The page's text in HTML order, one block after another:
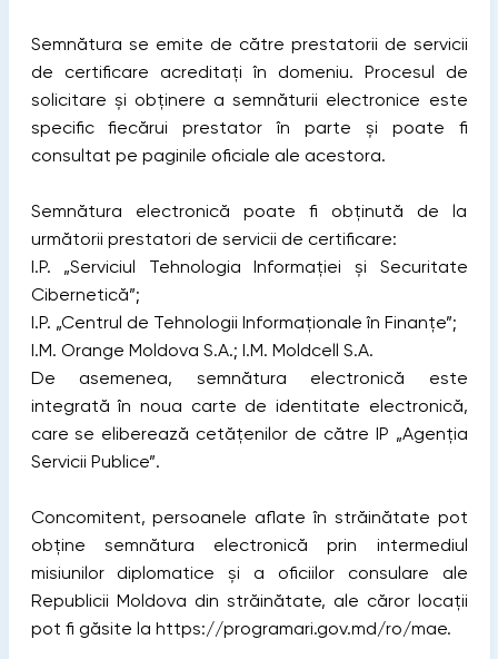
Semnătura se emite de către prestatorii de servicii
de certificare acreditați în domeniu. Procesul de
solicitare și obținere a semnăturii electronice este
specific fiecărui prestator în parte și poate fi
consultat pe paginile oficiale ale acestora.
Semnătura electronică poate fi obținută de la
următorii prestatori de servicii de certificare:
I.P. „Serviciul Tehnologia Informației și Securitate
Cibernetică”;
I.P. „Centrul de Tehnologii Informaționale în Finanțe”;
I.M. Orange Moldova S.A.; I.M. Moldcell S.A.
De asemenea, semnătura electronică este
integrată în noua carte de identitate electronică,
care se eliberează cetățenilor de către IP „Agenția
Servicii Publice”.
Concomitent, persoanele aflate în străinătate pot
obține semnătura electronică prin intermediul
misiunilor diplomatice și a oficiilor consulare ale
Republicii Moldova din străinătate, ale căror locații
pot fi găsite la https://programari.gov.md/ro/mae.